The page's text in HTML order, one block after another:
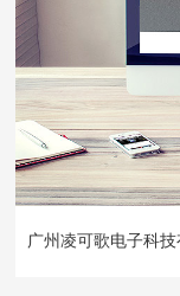
广州凌可歌电子科技
广州凌可歌电子科技